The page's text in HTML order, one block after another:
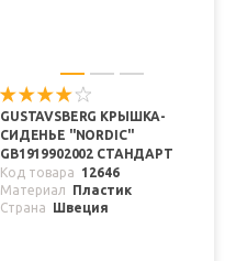
GUSTAVSBERG КРЫШКА-
СИДЕНЬЕ "NORDIC"
GB1919902002 СТАНДАРТ
Код товара
12646
Материал
Пластик
Страна
Швеция